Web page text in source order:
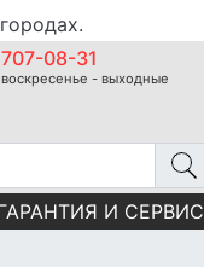
08-31
- выходные
И СЕРВИС